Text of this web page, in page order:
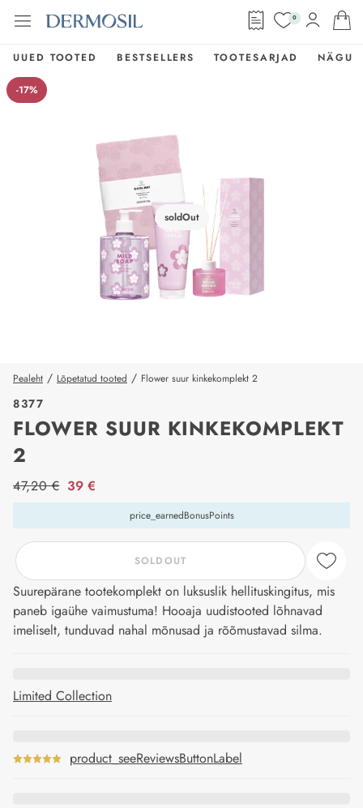
0
UUED TOOTED BESTSELLERS TOOTESARJAD NÄGU
soldOut
-17%
Pealeht / Lõpetatud tooted / Flower suur kinkekomplekt 2
8377
FLOWER SUUR KINKEKOMPLEKT
2
price_label
47,20 € 39 €
price_earnedBonusPoints
SOLDOUT
Suurepärane tootekomplekt on luksuslik hellituskingitus, mis
paneb igaühe vaimustuma! Hooaja uudistooted lõhnavad
imeliselt, tunduvad nahal mõnusad ja rõõmustavad silma.
Limited Collection
product_seeReviewsButtonLabel